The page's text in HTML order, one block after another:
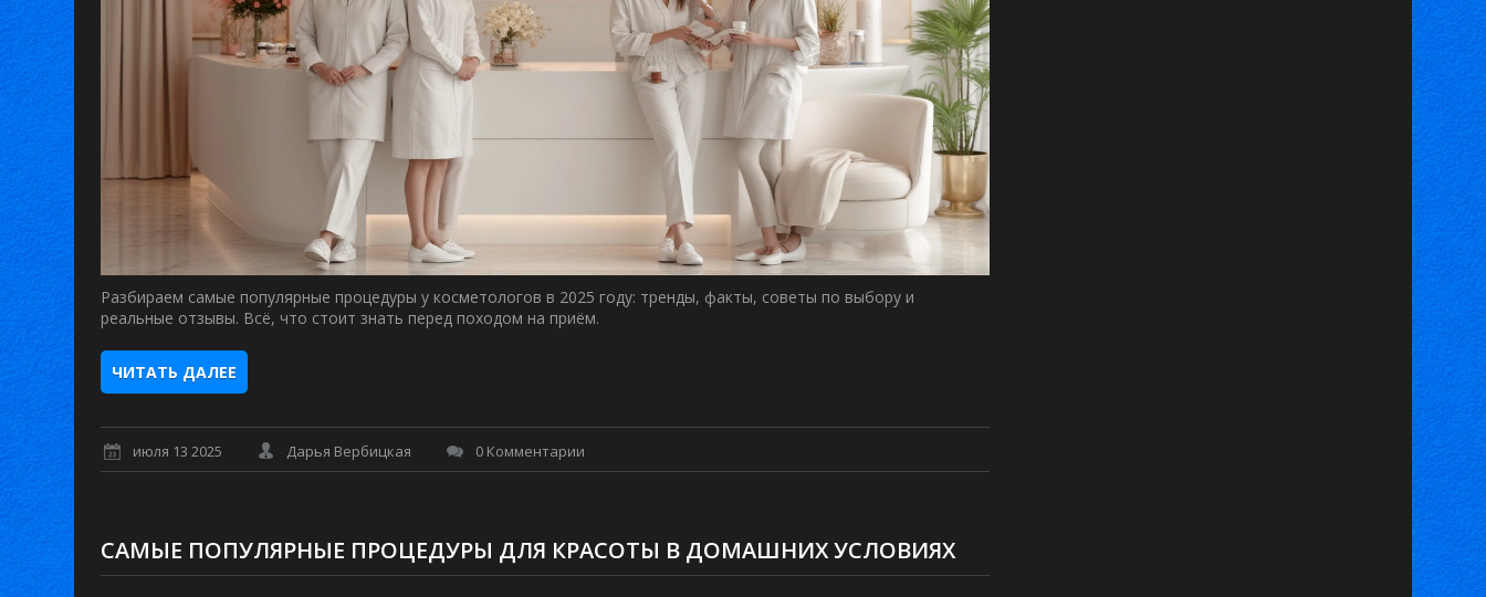
Разбираем самые популярные процедуры у косметологов в 2025 году: тренды, факты, советы по выбору и
реальные отзывы. Всё, что стоит знать перед походом на приём.
ЧИТАТЬ ДАЛЕЕ
июля 13 2025 Дарья Вербицкая 0 Комментарии
САМЫЕ ПОПУЛЯРНЫЕ ПРОЦЕДУРЫ ДЛЯ КРАСОТЫ В ДОМАШНИХ УСЛОВИЯХ